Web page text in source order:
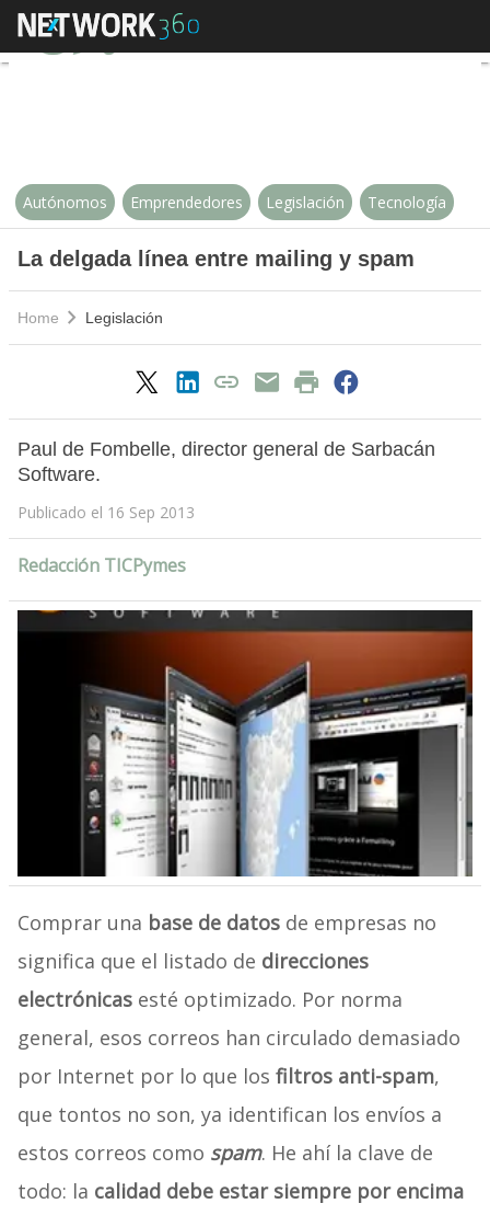
La delgada línea entre mailing y
Autónomos Emprendedores Legislación Tecnología
La delgada línea entre mailing y spam
Home Legislación
Paul de Fombelle, director general de Sarbacán
Software.
Publicado el 16 Sep 2013
Redacción TICPymes
Comprar una base de datosde empresas no
significa que el listado de direcciones
electrónicasesté optimizado. Por norma
general, esos correos han circulado demasiado
por Internet por lo que los filtros anti-spam,
que tontos no son, ya identifican los envíos a
estos correos como spam. He ahí la clave de
todo: la calidad debe estar siempre por encima